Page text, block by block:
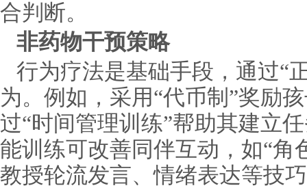
合判断。
非药物干预策略
行为疗法是基础手段，通过“
为。例如，采用“代币制”奖励
过“时间管理训练”帮助其建立
能训练可改善同伴互动，如“角
教授轮流发言、情绪表达等技